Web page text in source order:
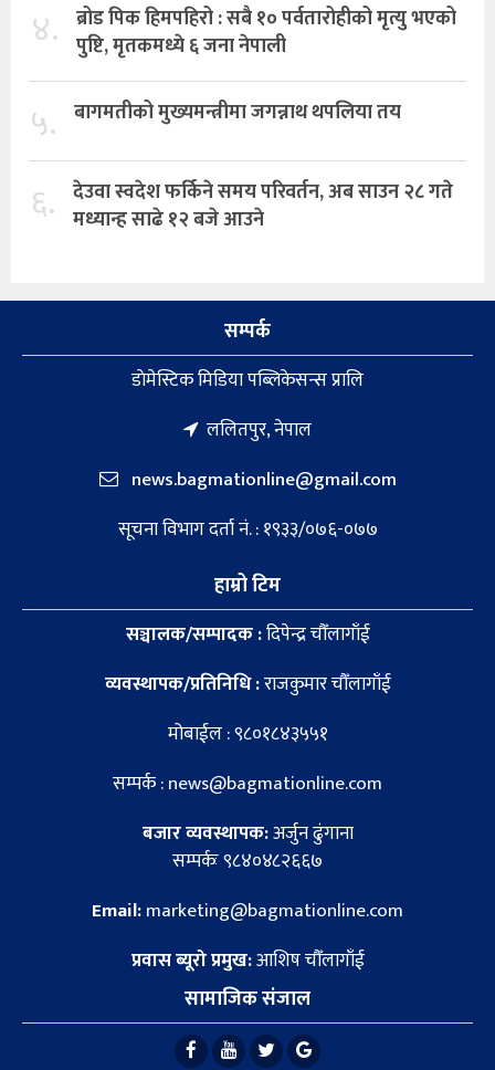
४. ब्रोड पिक हिमपहिरो : सबै १० पर्वतारोहीको मृत्यु भएको
पुष्टि, मृतकमध्ये ६ जना नेपाली
५. बागमतीको मुख्यमन्त्रीमा जगन्नाथ थपलिया तय
६. देउवा स्वदेश फर्किने समय परिवर्तन, अब साउन २८ गते
मध्यान्ह साढे १२ बजे आउने
सम्पर्क
डाेमेस्टिक मिडिया पब्लिकेसन्स प्रालि
ललितपुर, नेपाल
news.bagmationline@gmail.com
सूचना विभाग दर्ता नं. : १९३३/०७६-०७७
हाम्रो टिम
सञ्चालक/सम्पादक :दिपेन्द्र चौँलागाँई
व्यवस्थापक/प्रतिनिधि :राजकुमार चौँलागाँई
मोबाईल : ९८०१८४३५५१
सम्पर्क : news@bagmationline.com
बजार व्यवस्थापक:अर्जुन ढुंगाना
सम्पर्कः ९८४०४८२६६७
Email:marketing@bagmationline.com
प्रवास ब्यूरो प्रमुख:आशिष चौँलागाँई
सामाजिक संजाल